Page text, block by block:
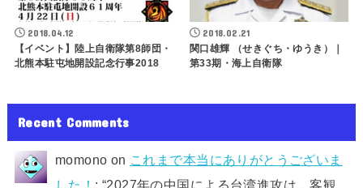
2018.04.12
【イベント】陸上自衛隊第8師団・
北熊本駐屯地開設記念行事2018
2018.02.21
関口雄輝 （せきぐち・ゆうき）｜
第33期・海上自衛隊
Recent Comments
momono on これまで本当にありがとうございま
した！ : “2027年の中国による台湾進攻は、客観